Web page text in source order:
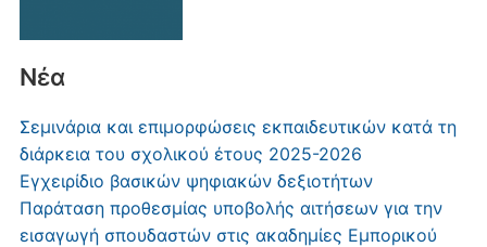
Νέα
Σεμινάρια και επιμορφώσεις εκπαιδευτικών κατά τη
διάρκεια του σχολικού έτους 2025-2026
Εγχειρίδιο βασικών ψηφιακών δεξιοτήτων
Παράταση προθεσμίας υποβολής αιτήσεων για την
εισαγωγή σπουδαστών στις ακαδημίες Εμπορικού